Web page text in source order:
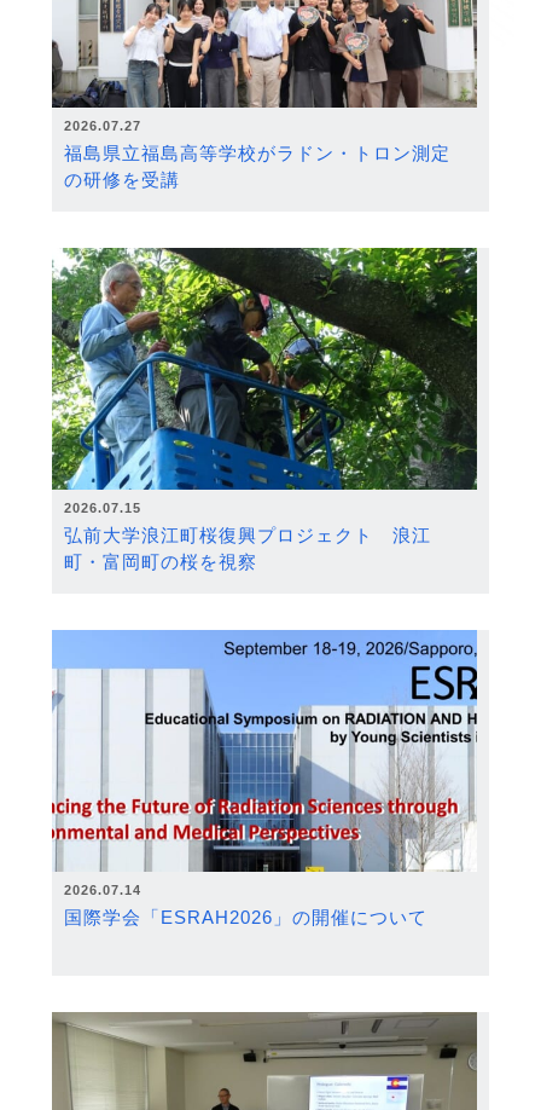
2026.07.27
福島県立福島高等学校がラドン・トロン測定
の研修を受講
2026.07.15
弘前大学浪江町桜復興プロジェクト 浪江
町・富岡町の桜を視察
2026.07.14
国際学会「ESRAH2026」の開催について